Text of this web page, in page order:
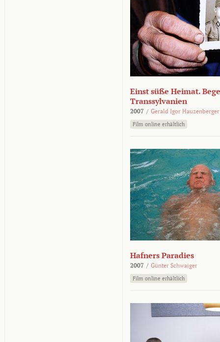
Einst süße Heimat.
Transsylvanien
2007 / Gerald Igor Hauzenberger
Film online erhältlich
Hafners Paradies
2007 / Günter Schwaiger
Film online erhältlich